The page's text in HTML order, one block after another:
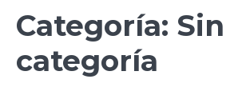
Categoría: Sin
categoría